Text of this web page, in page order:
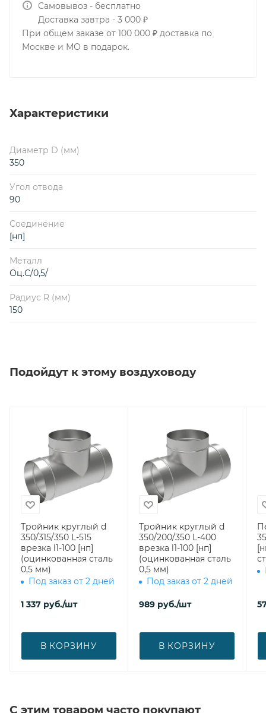
Самовывоз - бесплатно
Доставка завтра - 3 000 ₽
При общем заказе от 100 000 ₽ доставка по
Москве и МО в подарок.
Характеристики
Диаметр D (мм)
350
Угол отвода
90
Соединение
[нп]
Металл
Оц.С/0,5/
Радиус R (мм)
150
Подойдут к этому воздуховоду
Тройник круглый d
350/315/350 L-515
врезка l1-100 [нп]
(оцинкованная сталь
0,5 мм)
Под заказ от 2 дней
1 337 руб./шт
В КОРЗИНУ
Тройник круглый d
350/200/350 L-400
врезка l1-100 [нп]
(оцинкованная сталь
0,5 мм)
Под заказ от 2 дней
989 руб./шт
В КОРЗИНУ
С этим товаром часто покупают